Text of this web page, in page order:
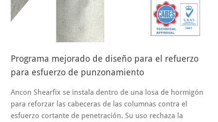
Programa mejorado de diseño para el refuerzo
para esfuerzo de punzonamiento
Ancon Shearfix se instala dentro de una losa de hormigón
para reforzar las cabeceras de las columnas contra el
esfuerzo cortante de penetración. Su uso rechaza la